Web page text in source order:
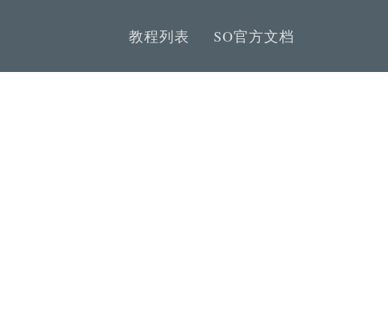
教程列表 SO官方文档